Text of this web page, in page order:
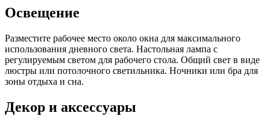
Освещение
Разместите рабочее место около окна для максимального
использования дневного света. Настольная лампа с
регулируемым светом для рабочего стола. Общий свет в виде
люстры или потолочного светильника. Ночники или бра для
зоны отдыха и сна.
Декор и аксессуары